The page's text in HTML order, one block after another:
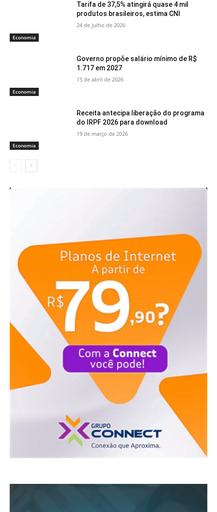
Economia
Tarifa de 37,5% atingirá quase 4 mil
produtos brasileiros, estima CNI
24 de julho de 2026
Economia
Governo propõe salário mínimo de R$
1.717 em 2027
15 de abril de 2026
Economia
Receita antecipa liberação do programa
do IRPF 2026 para download
19 de março de 2026